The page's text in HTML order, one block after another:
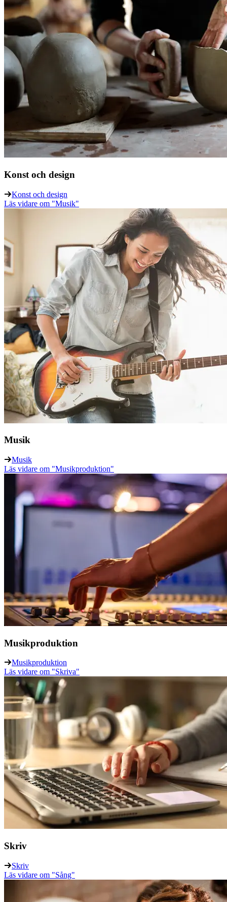
Konst och design
Konst och design
Läs vidare om "Musik"
Musik
Musik
Läs vidare om "Musikproduktion"
Musikproduktion
Musikproduktion
Läs vidare om "Skriva"
Skriv
Skriv
Läs vidare om "Sång"